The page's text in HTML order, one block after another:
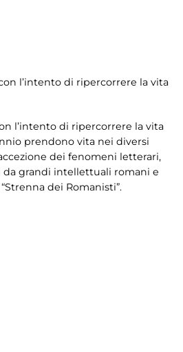
l’intento di ripercorrere la vita
l’intento di ripercorrere la vita
prendono vita nei diversi
dei fenomeni letterari,
grandi intellettuali romani e
dei Romanisti”.